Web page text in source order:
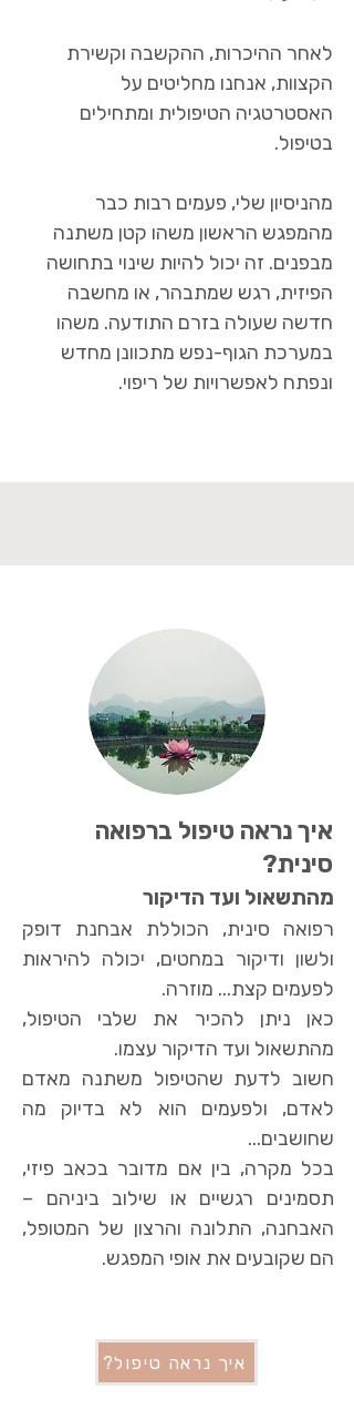
לאחר ההיכרות, ההקשבה וקשירת
הקצוות, אנחנו מחליטים על
האסטרטגיה הטיפולית ומתחילים
בטיפול.
מהניסיון שלי, פעמים רבות כבר
מהמפגש הראשון משהו קטן משתנה
מבפנים. זה יכול להיות שינוי בתחושה
הפיזית, רגש שמתבהר, או מחשבה
חדשה שעולה בזרם התודעה. משהו
במערכת הגוף-נפש מתכוונן מחדש
ונפתח לאפשרויות של ריפוי.
איך נראה טיפול ברפואה
סינית?
מהתשאול ועד הדיקור
רפואה סינית, הכוללת אבחנת דופק
ולשון ודיקור במחטים, יכולה להיראות
לפעמים קצת... מוזרה.
כאן ניתן להכיר את שלבי הטיפול,
מהתשאול ועד הדיקור עצמו.
חשוב לדעת שהטיפול משתנה מאדם
לאדם, ולפעמים הוא לא בדיוק מה
שחושבים...
בכל מקרה, בין אם מדובר בכאב פיזי,
תסמינים רגשיים או שילוב ביניהם –
האבחנה, התלונה והרצון של המטופל,
הם שקובעים את אופי המפגש​.
איך נראה טיפול?